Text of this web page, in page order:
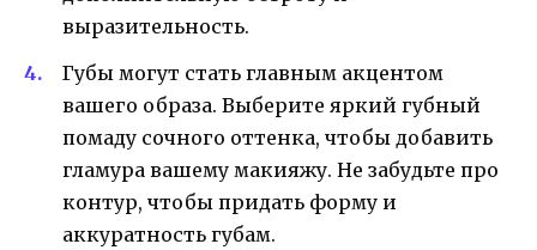
выразительность.
Губы могут стать главным акцентом
вашего образа. Выберите яркий губный
помаду сочного оттенка, чтобы добавить
гламура вашему макияжу. Не забудьте про
контур, чтобы придать форму и
аккуратность губам.